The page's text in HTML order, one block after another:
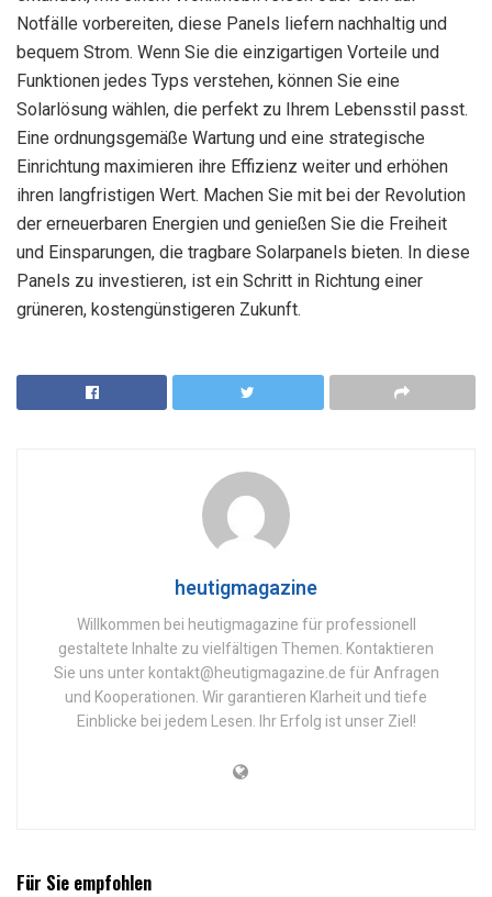
Notfälle vorbereiten, diese Panels liefern nachhaltig und
bequem Strom. Wenn Sie die einzigartigen Vorteile und
Funktionen jedes Typs verstehen, können Sie eine
Solarlösung wählen, die perfekt zu Ihrem Lebensstil passt.
Eine ordnungsgemäße Wartung und eine strategische
Einrichtung maximieren ihre Effizienz weiter und erhöhen
ihren langfristigen Wert. Machen Sie mit bei der Revolution
der erneuerbaren Energien und genießen Sie die Freiheit
und Einsparungen, die tragbare Solarpanels bieten. In diese
Panels zu investieren, ist ein Schritt in Richtung einer
grüneren, kostengünstigeren Zukunft.
heutigmagazine
Willkommen bei heutigmagazine für professionell
gestaltete Inhalte zu vielfältigen Themen. Kontaktieren
Sie uns unter kontakt@heutigmagazine.de für Anfragen
und Kooperationen. Wir garantieren Klarheit und tiefe
Einblicke bei jedem Lesen. Ihr Erfolg ist unser Ziel!
Für Sie empfohlen